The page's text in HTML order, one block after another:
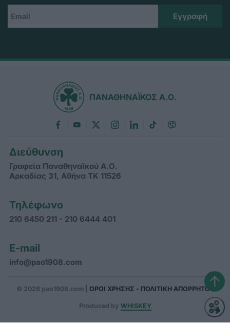
ΠΑΝΑΘΗΝΑΪΚΟΣ Α.Ο.
Διεύθυνση
Γραφεία Παναθηναϊκού Α.Ο.
Αρκαδίας 31, Αθήνα ΤΚ 11526
Τηλέφωνο
210 6450 211 - 210 6444 401
E-mail
info@pao1908.com
© 2026 pao1908.com | ΟΡΟΙ ΧΡΗΣΗΣ - ΠΟΛΙΤΙΚΗ ΑΠΟΡΡΗΤΟΥ
Produced by WHISKEY
↑